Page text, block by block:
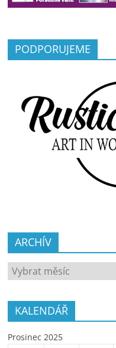
PODPORUJEME
ARCHÍV
ARCHÍV
KALENDÁŘ
Prosinec 2025